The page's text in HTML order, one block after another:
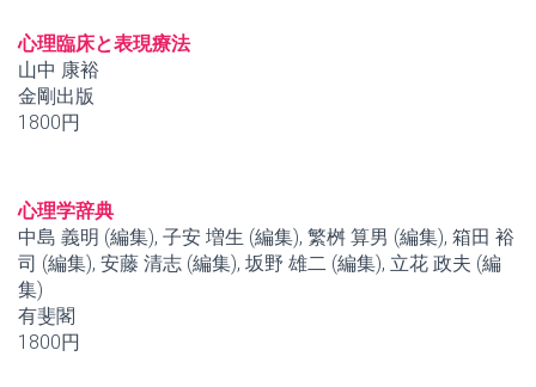
心理臨床と表現療法
山中 康裕
金剛出版
1800円
心理学辞典
中島 義明 (編集), 子安 増生 (編集), 繁桝 算男 (編集), 箱田 裕
司 (編集), 安藤 清志 (編集), 坂野 雄二 (編集), 立花 政夫 (編
集)
有斐閣
1800円